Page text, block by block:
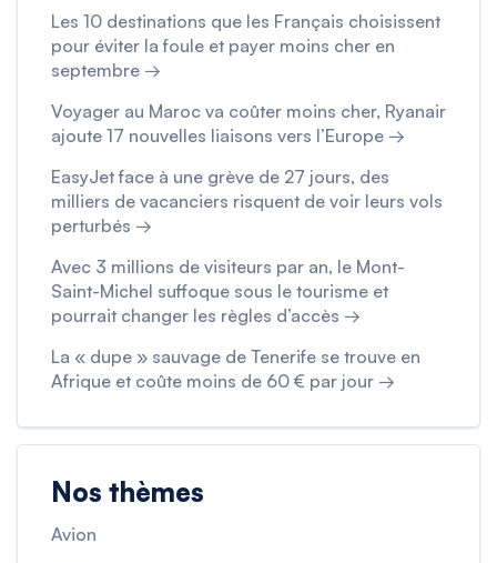
Les 10 destinations que les Français choisissent
pour éviter la foule et payer moins cher en
septembre →
Voyager au Maroc va coûter moins cher, Ryanair
ajoute 17 nouvelles liaisons vers l’Europe →
EasyJet face à une grève de 27 jours, des
milliers de vacanciers risquent de voir leurs vols
perturbés →
Avec 3 millions de visiteurs par an, le Mont-
Saint-Michel suffoque sous le tourisme et
pourrait changer les règles d’accès →
La « dupe » sauvage de Tenerife se trouve en
Afrique et coûte moins de 60 € par jour →
Nos thèmes
Avion